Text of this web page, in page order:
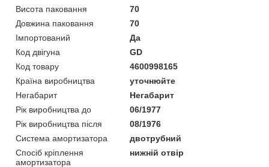
Висота паковання
70
Довжина паковання
70
Імпортований
Да
Код двігуна
GD
Код товару
4600998165
Країна виробництва
уточнюйте
Негабарит
Негабарит
Рік виробництва до
06/1977
Рік виробництва після
08/1976
Система амортизатора
двотрубний
Спосіб кріплення
амортизатора
нижній отвір